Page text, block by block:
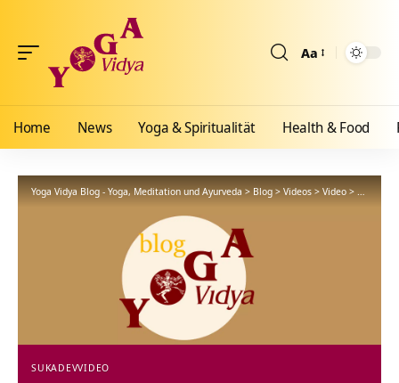
Aa
Home News Yoga & Spiritualität Health & Food
Yoga Vidya Blog - Yoga, Meditation und Ayurveda>Blog>Videos>Video>Kann
SUKADEVVIDEO